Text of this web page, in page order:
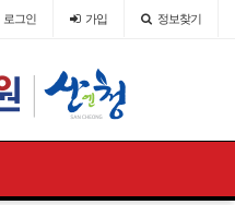
로그인 가입 정보찾기